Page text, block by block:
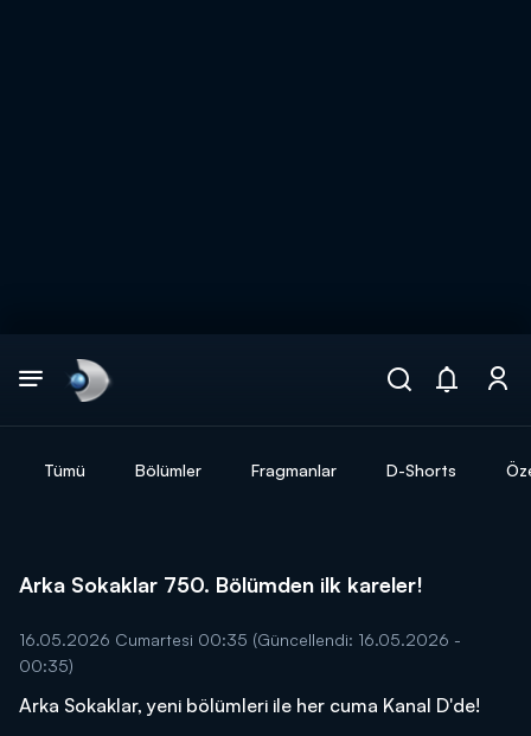
Tümü Bölümler Fragmanlar D-Shorts
Arka Sokaklar 750. Bölümden ilk kareler!
16.05.2026 Cumartesi 00:35 (Güncellendi: 16.05.2026 -
00:35)
Arka Sokaklar, yeni bölümleri ile her cuma Kanal D'de!